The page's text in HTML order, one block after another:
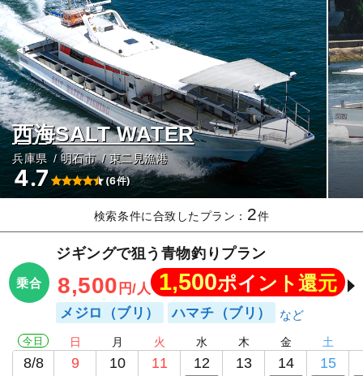
西海SALT WATER
兵庫県 明石市 東二見漁港
4.7 (6件)
検索条件に合致したプラン： 2件
乗合
ジギングで狙う青物釣りプラン
8,500 円/人 1,500ポイント還元
メジロ（ブリ） ハマチ（ブリ）
今日
8/8
日
9
月
10
火
11
水
12
木
13
金
14
土
15